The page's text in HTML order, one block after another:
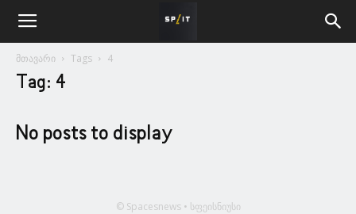
მთავარი Tags 4
Tag: 4
No posts to display
© Spacesnews • სფეისნიუსი